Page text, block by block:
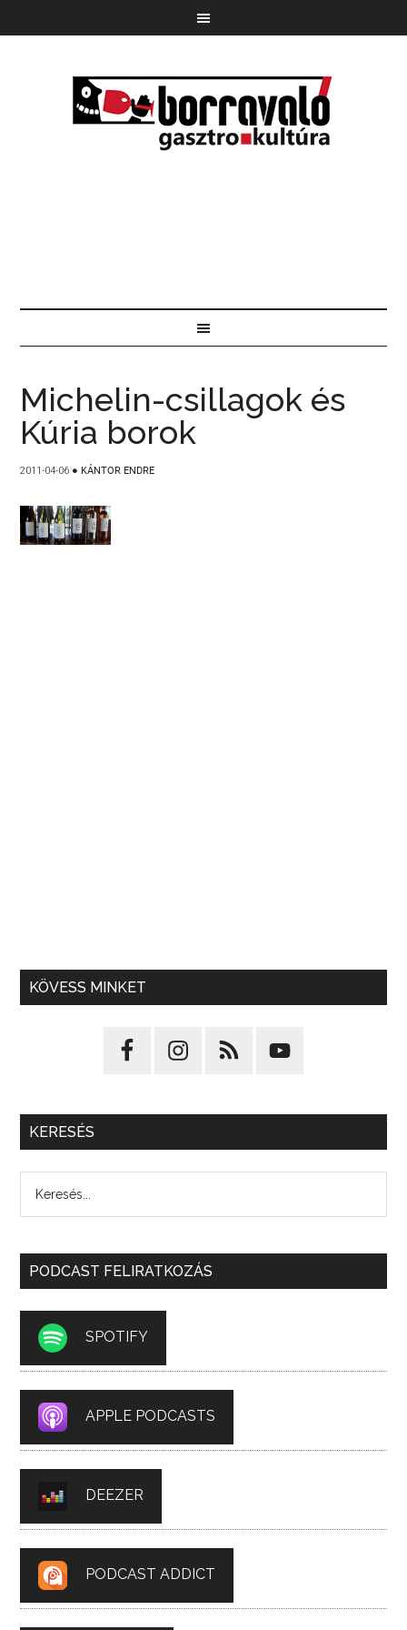
Michelin-csillagok és
Kúria borok
2011-04-06 ● KÁNTOR ENDRE
KÖVESS MINKET
KERESÉS
PODCAST FELIRATKOZÁS
SPOTIFY
APPLE PODCASTS
DEEZER
PODCAST ADDICT